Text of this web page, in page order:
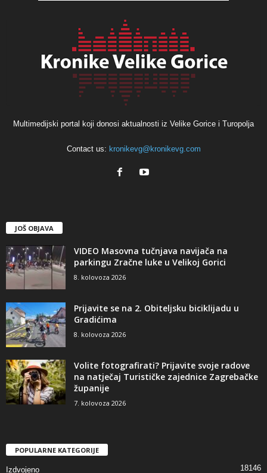
Multimedijski portal koji donosi aktualnosti iz Velike Gorice i Turopolja
Contact us: kronikevg@kronikevg.com
JOŠ OBJAVA
VIDEO Masovna tučnjava navijača na
parkingu Zračne luke u Velikoj Gorici
8. kolovoza 2026
Prijavite se na 2. Obiteljsku biciklijadu u
Gradićima
8. kolovoza 2026
Volite fotografirati? Prijavite svoje radove
na natječaj Turističke zajednice Zagrebačke
županije
7. kolovoza 2026
POPULARNE KATEGORIJE
Izdvojeno 18146